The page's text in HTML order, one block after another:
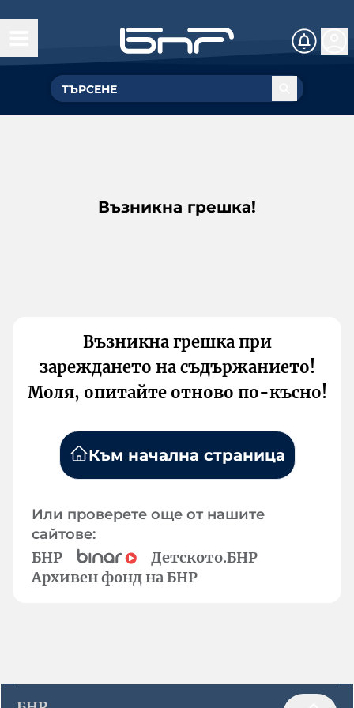
Възникна грешка!
Възникна грешка при
зареждането на съдържанието!
Моля, опитайте отново по-късно!
Към начална страница
Или проверете още от нашите
сайтове:
БНР
Детското.БНР
Архивен фонд на БНР